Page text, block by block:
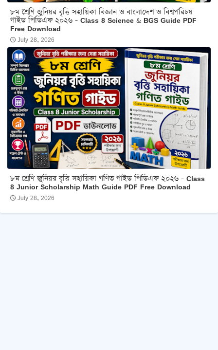
৮ম শ্রেণি জুনিয়র বৃত্তি সহায়িকা বিজ্ঞান ও বাংলাদেশ ও বিশ্বপরিচয়
গাইড পিডিএফ ২০২৬ - Class 8 Science & BGS Guide PDF
Free Download
July 28, 2026
৮ম শ্রেণি জুনিয়র বৃত্তি সহায়িকা গণিত গাইড পিডিএফ ২০২৬ - Class
8 Junior Scholarship Math Guide PDF Free Download
July 28, 2026